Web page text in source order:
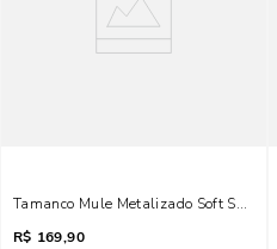
Tamanco Mule Metalizado Soft Salto
R$ 169,90